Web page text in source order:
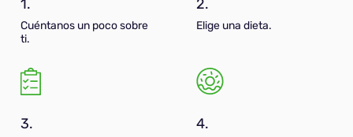
1.
Cuéntanos un poco sobre
ti.
2.
Elige una dieta.
3. 4.